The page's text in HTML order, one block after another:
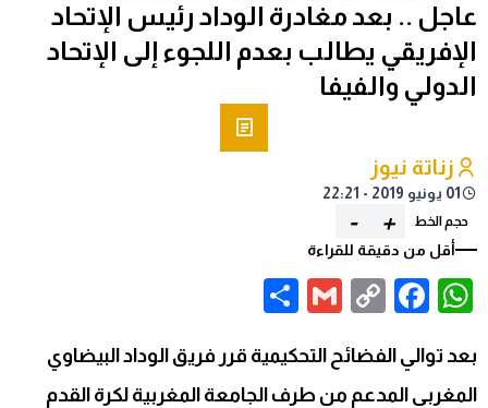
عاجل .. بعد مغادرة الوداد رئيس الإتحاد
الإفريقي يطالب بعدم اللجوء إلى الإتحاد
الدولي والفيفا
زناتة نيوز
01 يونيو 2019 - 22:21
حجم الخط +
-
أقل من دقيقة للقراءة
WhatsApp
Facebook
Copy
Gmail
بعد توالي الفضائح التحكيمية قرر فريق الوداد البيضاوي
المغربي المدعم من طرف الجامعة المغربية لكرة القدم